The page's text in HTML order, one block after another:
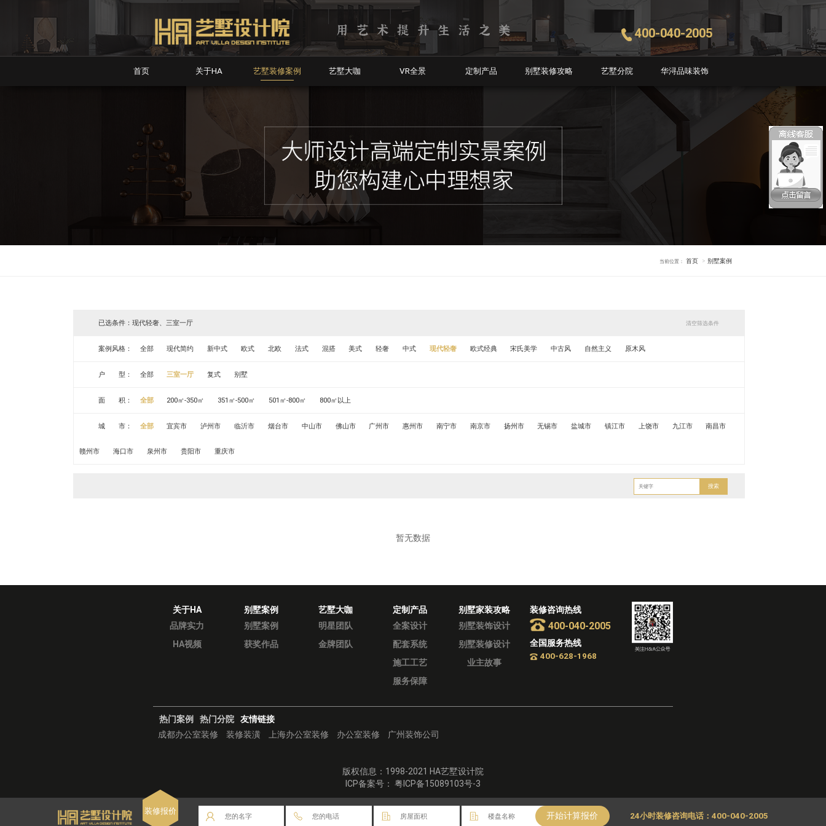
400-040-2005
首页 关于HA 艺墅装修案例 艺墅大咖 VR全景 定制产品 别墅装修攻略 艺墅分院 华浔品味装饰
当前位置： 首页 别墅案例
已选条件：现代轻奢、三室一厅 清空筛选条件
案例风格： 全部 现代简约 新中式 欧式 北欧 法式 混搭 美式 轻奢 中式 现代轻奢 欧式经典 宋氏美学 中古风 自然主义 原木风
户 型： 全部 三室一厅 复式 别墅
面 积： 全部 200㎡-350㎡ 351㎡-500㎡ 501㎡-800㎡ 800㎡以上
城 市： 全部 宜宾市 泸州市 临沂市 烟台市 中山市 佛山市 广州市 惠州市 南宁市 南京市 扬州市 无锡市 盐城市 镇江市 上饶市 九江市 南昌市
赣州市 海口市 泉州市 贵阳市 重庆市
搜索
暂无数据
关于HA
品牌实力
HA视频
别墅案例
别墅案例
获奖作品
艺墅大咖
明星团队
金牌团队
定制产品
全案设计
配套系统
施工工艺
服务保障
别墅家装攻略
别墅装饰设计
别墅装修设计
业主故事
装修咨询热线
400-040-2005
全国服务热线
400-628-1968
热门案例 热门分院
友情链接
成都办公室装修
装修装潢 上海办公室装修 办公室装修 广州装饰公司
版权信息：1998-2021 HA艺墅设计院
ICP备案号： 粤ICP备15089103号-3
24小时装修咨询电话：400-040-2005
开始计算报价